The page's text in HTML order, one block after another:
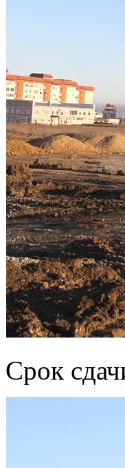
Срок